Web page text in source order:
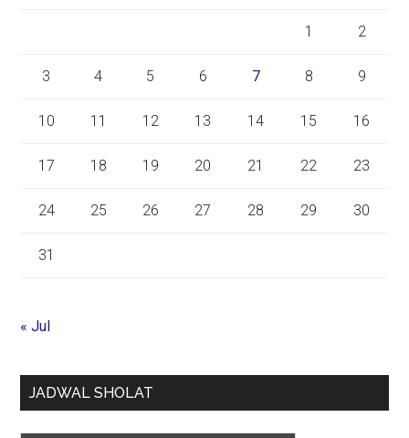
1 2
3 4 5 6 7 8 9
10 11 12 13 14 15 16
17 18 19 20 21 22 23
24 25 26 27 28 29 30
31
« Jul
JADWAL SHOLAT